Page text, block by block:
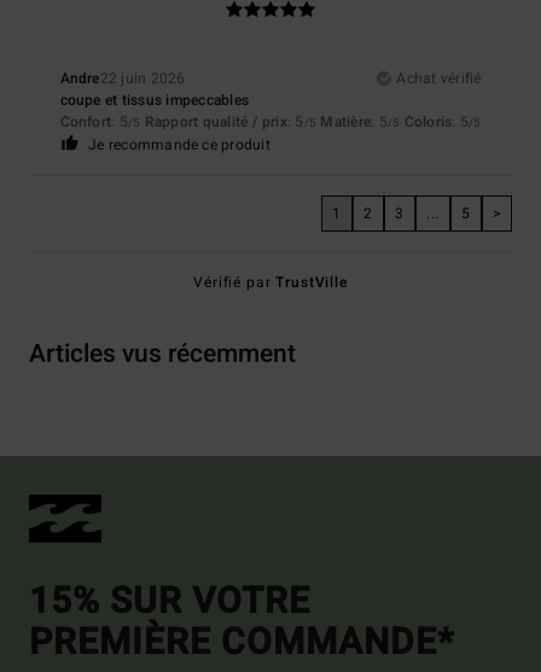
Andre22 juin 2026
Achat vérifié
coupe et tissus impeccables
Confort: 5/5 Rapport qualité / prix: 5 /5 Matière: 5/5 Coloris: 5/5
Je recommande ce produit
1 2 3 ... 5 >
Vérifié parTrustVille
Articles vus récemment
15% SUR VOTRE
PREMIÈRE COMMANDE*